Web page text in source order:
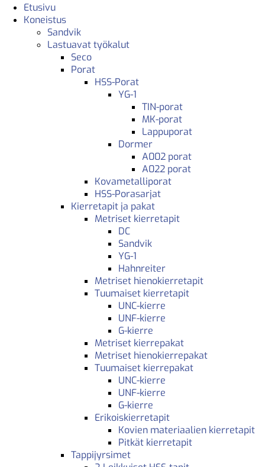
Etusivu
Koneistus
Sandvik
Lastuavat työkalut
Seco
Porat
HSS-Porat
YG-1
TIN-porat
MK-porat
Lappuporat
Dormer
A002 porat
A022 porat
Kovametalliporat
HSS-Porasarjat
Kierretapit ja pakat
Metriset kierretapit
DC
Sandvik
YG-1
Hahnreiter
Metriset hienokierretapit
Tuumaiset kierretapit
UNC-kierre
UNF-kierre
G-kierre
Metriset kierrepakat
Metriset hienokierrepakat
Tuumaiset kierrepakat
UNC-kierre
UNF-kierre
G-kierre
Erikoiskierretapit
Kovien materiaalien kierretapit
Pitkät kierretapit
Tappijyrsimet